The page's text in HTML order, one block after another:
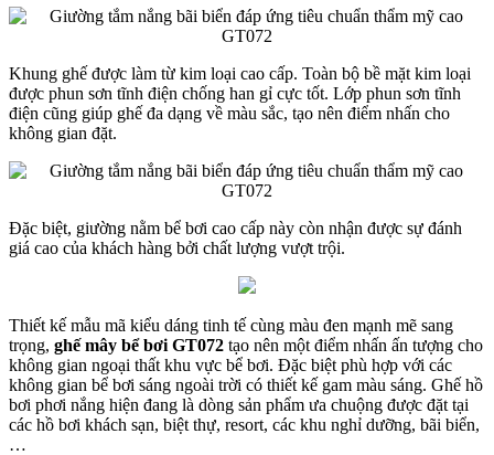
Khung ghế được làm từ kim loại cao cấp. Toàn bộ bề mặt kim loại
được phun sơn tĩnh điện chống han gỉ cực tốt. Lớp phun sơn tĩnh
điện cũng giúp ghế đa dạng về màu sắc, tạo nên điểm nhấn cho
không gian đặt.
Đặc biệt, giường nằm bể bơi cao cấp này còn nhận được sự đánh
giá cao của khách hàng bởi chất lượng vượt trội.
Thiết kế mẫu mã kiểu dáng tinh tế cùng màu đen mạnh mẽ sang
trọng, ghế mây bể bơi GT072 tạo nên một điểm nhấn ấn tượng cho
không gian ngoại thất khu vực bể bơi. Đặc biệt phù hợp với các
không gian bể bơi sáng ngoài trời có thiết kế gam màu sáng. Ghế hồ
bơi phơi nắng hiện đang là dòng sản phẩm ưa chuộng được đặt tại
các hồ bơi khách sạn, biệt thự, resort, các khu nghỉ dưỡng, bãi biển,
…